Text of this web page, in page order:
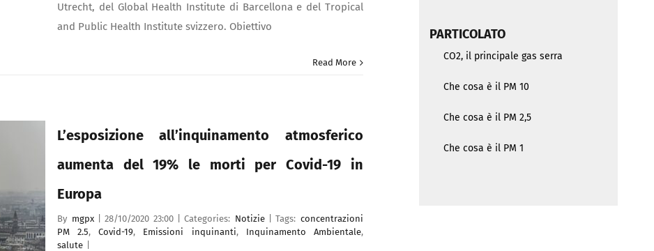
Utrecht, del Global Health Institute di Barcellona e del Tropical
and Public Health Institute svizzero. Obiettivo
Read More
L’esposizione all’inquinamento atmosferico
aumenta del 19% le morti per Covid-19 in
Europa
By mgpx 28/10/2020 23:00 Categories: Notizie Tags: concentrazioni
PM 2.5,Covid-19, Emissioni inquinanti, Inquinamento Ambientale,
salute
PARTICOLATO
CO2, il principale gas serra
Che cosa è il PM 10
Che cosa è il PM 2,5
Che cosa è il PM 1